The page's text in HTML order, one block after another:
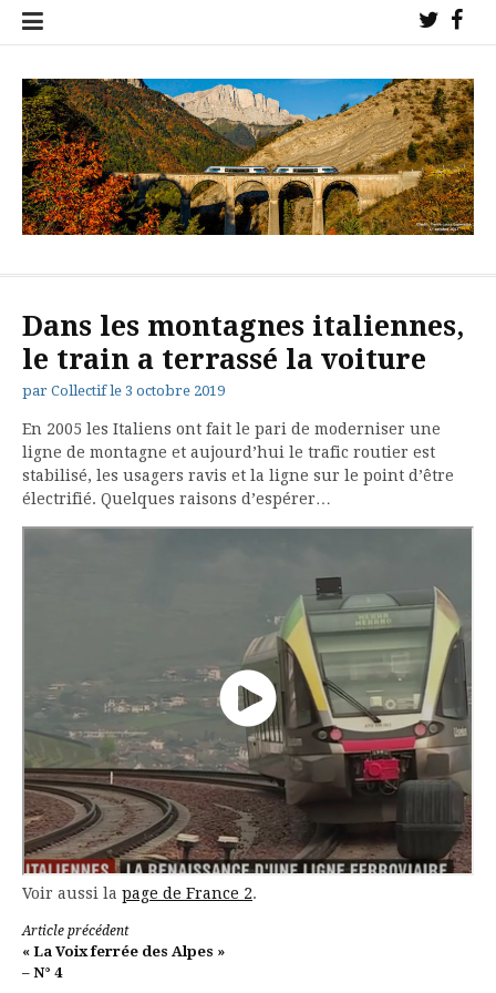
Aller
Twitter
!
!
trains sur nos lignes !
Dans les montagnes italiennes,
le train a terrassé la voiture
par Collectif le 3 octobre 2019
En 2005 les Italiens ont fait le pari de moderniser une
ligne de montagne et aujourd’hui le trafic routier est
stabilisé, les usagers ravis et la ligne sur le point d’être
électrifié. Quelques raisons d’espérer…
Voir aussi la page de France 2.
Lire
la
Article précédent
« La Voix ferrée des Alpes »
– N° 4